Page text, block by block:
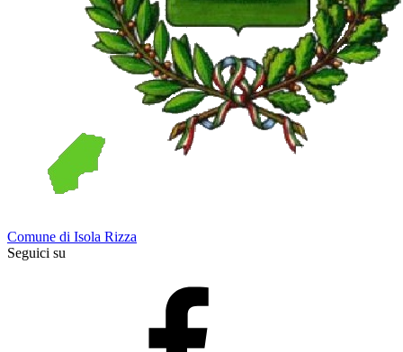
Comune di Isola Rizza
Seguici su